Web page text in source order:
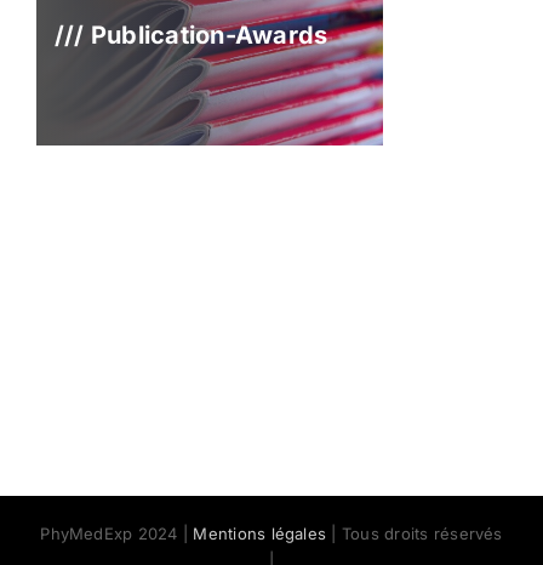
/// Publication-Awards
PhyMedExp 2024 | Mentions légales | Tous droits réservés